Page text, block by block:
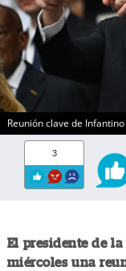
Reunión clave de
3
El presidente de
miércoles una